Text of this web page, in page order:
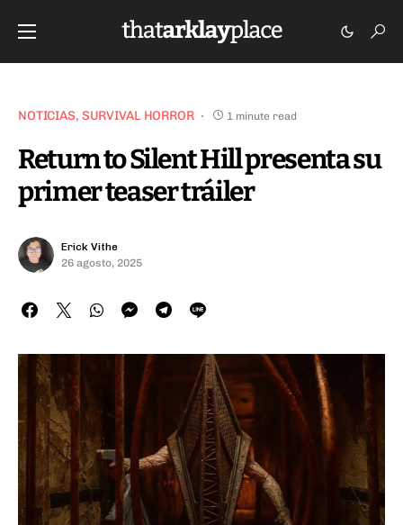
NOTICIAS SURVIVAL HORROR 1 minute read
Return to Silent Hill presenta su
primer teaser tráiler
Erick Vithe
26 agosto, 2025